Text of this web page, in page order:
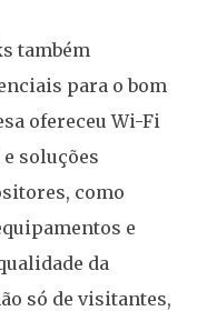
também
para o bom
ofereceu Wi-Fi
soluções
como
e
da
só de visitantes,